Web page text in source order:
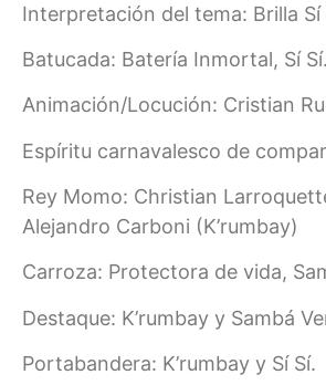
Interpretación del tema: Brilla Sí
Batucada: Batería Inmortal, Sí Sí.
Animación/Locución: Cristian
Espíritu carnavalesco de
Rey Momo: Christian
Alejandro Carboni (K’rumbay)
Carroza: Protectora de vida,
Destaque: K’rumbay y Sambá
Portabandera: K’rumbay y Sí Sí.